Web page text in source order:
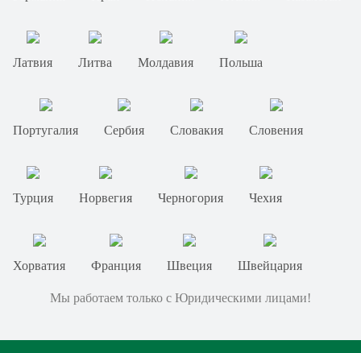
Латвия Литва Молдавия Польша
Португалия Сербия Словакия Словения
Турция Норвегия Черногория Чехия
Хорватия Франция Швеция Швейцария
Мы работаем только с Юридическими лицами!